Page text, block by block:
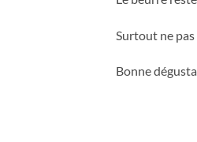
Surtout ne
Bonne